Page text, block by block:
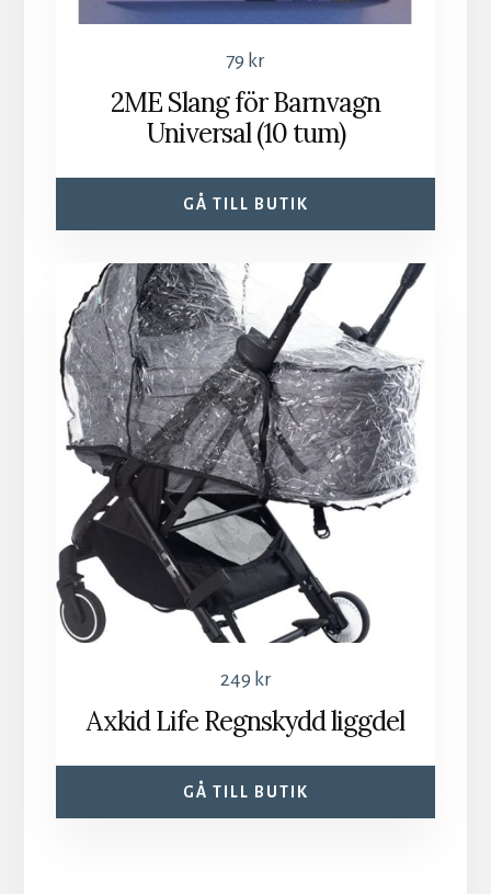
79 kr
2ME Slang för Barnvagn
Universal (10 tum)
GÅ TILL BUTIK
249 kr
Axkid Life Regnskydd liggdel
GÅ TILL BUTIK